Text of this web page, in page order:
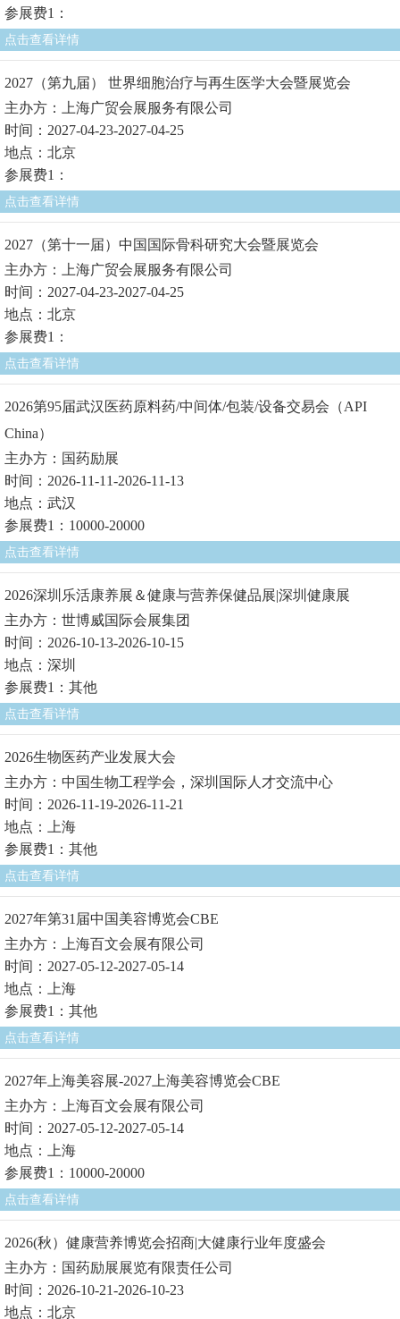
参展费1：
点击查看详情
2027（第九届） 世界细胞治疗与再生医学大会暨展览会
主办方：上海广贸会展服务有限公司
时间：2027-04-23-2027-04-25
地点：北京
参展费1：
点击查看详情
2027（第十一届）中国国际骨科研究大会暨展览会
主办方：上海广贸会展服务有限公司
时间：2027-04-23-2027-04-25
地点：北京
参展费1：
点击查看详情
2026第95届武汉医药原料药/中间体/包装/设备交易会（API
China）
主办方：国药励展
时间：2026-11-11-2026-11-13
地点：武汉
参展费1：10000-20000
点击查看详情
2026深圳乐活康养展＆健康与营养保健品展|深圳健康展
主办方：世博威国际会展集团
时间：2026-10-13-2026-10-15
地点：深圳
参展费1：其他
点击查看详情
2026生物医药产业发展大会
主办方：中国生物工程学会，深圳国际人才交流中心
时间：2026-11-19-2026-11-21
地点：上海
参展费1：其他
点击查看详情
2027年第31届中国美容博览会CBE
主办方：上海百文会展有限公司
时间：2027-05-12-2027-05-14
地点：上海
参展费1：其他
点击查看详情
2027年上海美容展-2027上海美容博览会CBE
主办方：上海百文会展有限公司
时间：2027-05-12-2027-05-14
地点：上海
参展费1：10000-20000
点击查看详情
2026(秋）健康营养博览会招商|大健康行业年度盛会
主办方：国药励展展览有限责任公司
时间：2026-10-21-2026-10-23
地点：北京